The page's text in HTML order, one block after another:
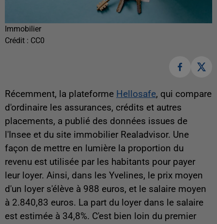
Immobilier
Crédit : CC0
Récemment, la plateforme Hellosafe, qui compare
d'ordinaire les assurances, crédits et autres
placements, a publié des données issues de
l'Insee et du site immobilier Realadvisor. Une
façon de mettre en lumière la proportion du
revenu est utilisée par les habitants pour payer
leur loyer. Ainsi, dans les Yvelines, le prix moyen
d'un loyer s'élève à 988 euros, et le salaire moyen
à 2.840,83 euros. La part du loyer dans le salaire
est estimée à 34,8%. C'est bien loin du premier